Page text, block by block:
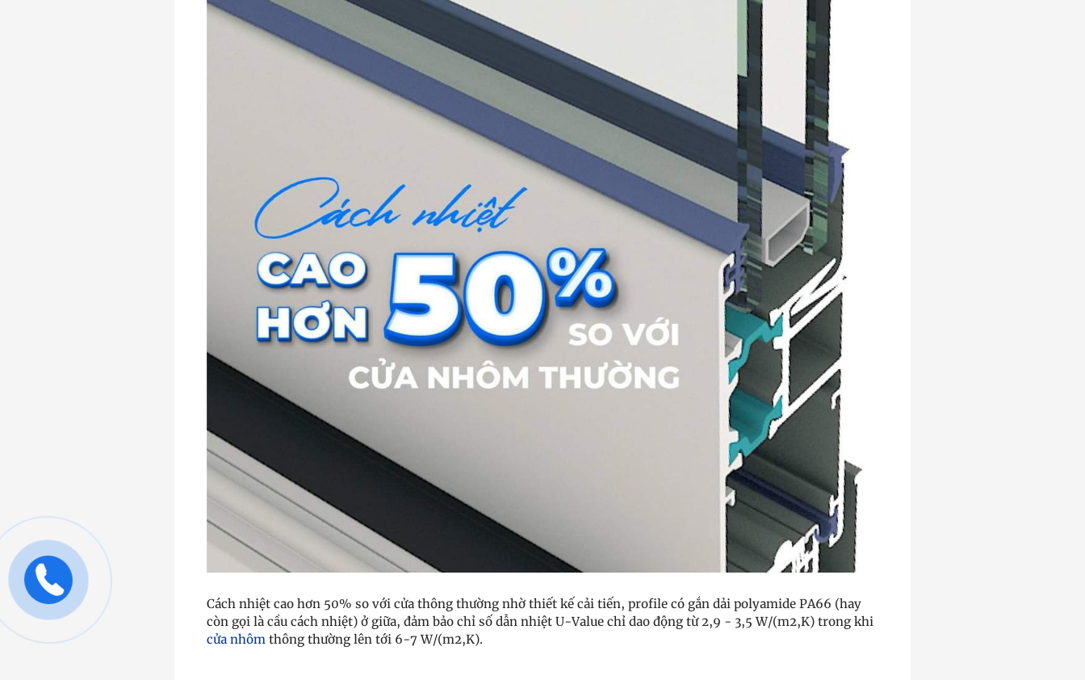
Cách nhiệt cao hơn 50% so với cửa thông thường nhờ thiết kế cải tiến, profile có gắn dải polyamide PA66 (hay
còn gọi là cầu cách nhiệt) ở giữa, đảm bảo chỉ số dẫn nhiệt U-Value chỉ dao động từ 2,9 - 3,5 W/(m2,K) trong khi
cửa nhôm thông thường lên tới 6-7 W/(m2,K).